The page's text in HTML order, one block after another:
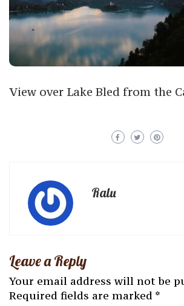
View over Lake Bled from the
Ralu
Leave a Reply
Your email address will not be
Required fields are marked *